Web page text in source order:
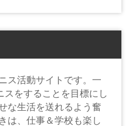
ス活動サイトです。一
をすることを目標にし
な生活を送れるよう奮
は、仕事＆学校も楽し